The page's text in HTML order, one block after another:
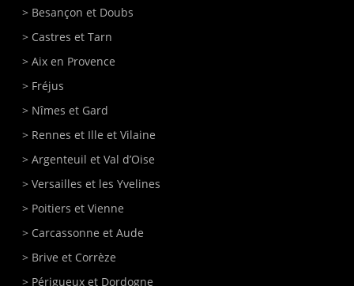
> Besançon et Doubs
> Castres et Tarn
>Aix en Provence
> Fréjus
> Nîmes et Gard
> Rennes et Ille et Vilaine
>Argenteuil et Val d’Oise
>Versailles et les Yvelines
> Poitiers et Vienne
> Carcassonne et Aude
> Brive et Corrèze
> Périgueux et Dordogne